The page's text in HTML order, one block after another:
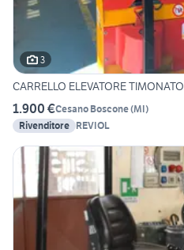
3
CARRELLO ELEVATORE TIMONATO
1.900 €Cesano Boscone(MI)
Rivenditore REVIOL